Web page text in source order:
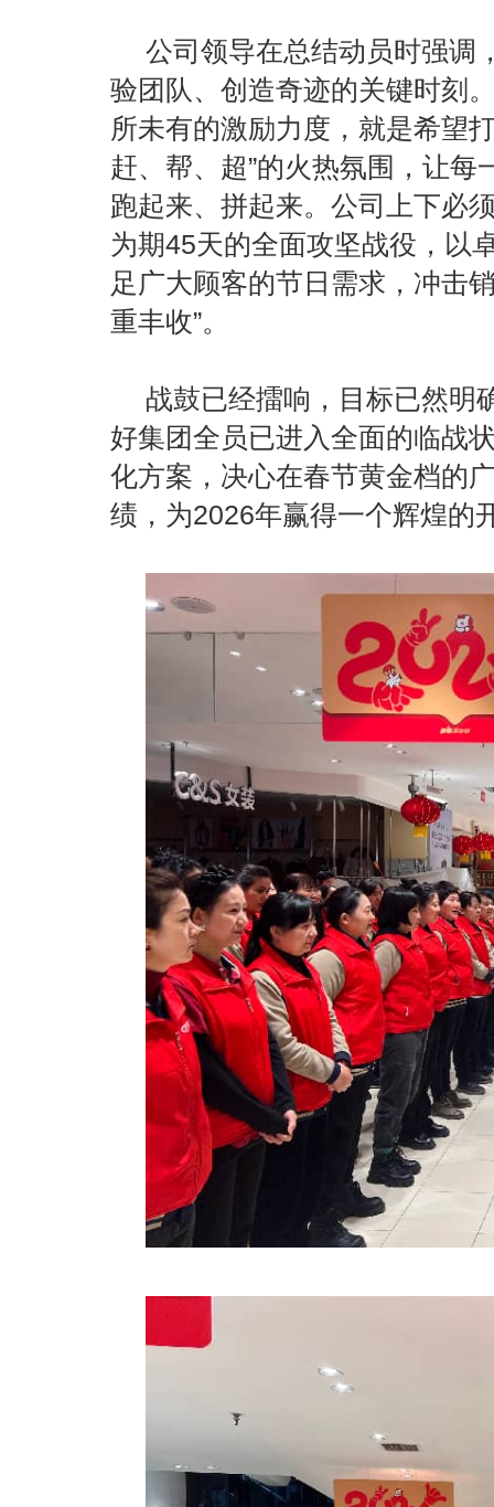
公司领导在总结动员时强调
验团队、创造奇迹的关键时刻
所未有的激励力度，就是希望
赶、帮、超”的火热氛围，让
跑起来、拼起来。公司上下必
为期45天的全面攻坚战役，以
足广大顾客的节日需求，冲击
重丰收”。
战鼓已经擂响，目标已然明
好集团全员已进入全面的临战
化方案，决心在春节黄金档的
绩，为2026年赢得一个辉煌的